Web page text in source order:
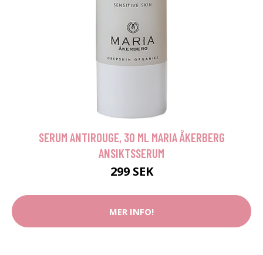
SERUM ANTIROUGE, 30 ML MARIA ÅKERBERG
ANSIKTSSERUM
299 SEK
MER INFO!